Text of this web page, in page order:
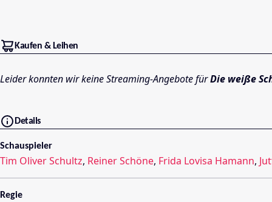
Kaufen & Leihen
Leider konnten wir keine Streaming-Angebote fürDie weiße
Details
Schauspieler
Tim Oliver Schultz, Reiner Schöne, Frida Lovisa Hamann,
Regie